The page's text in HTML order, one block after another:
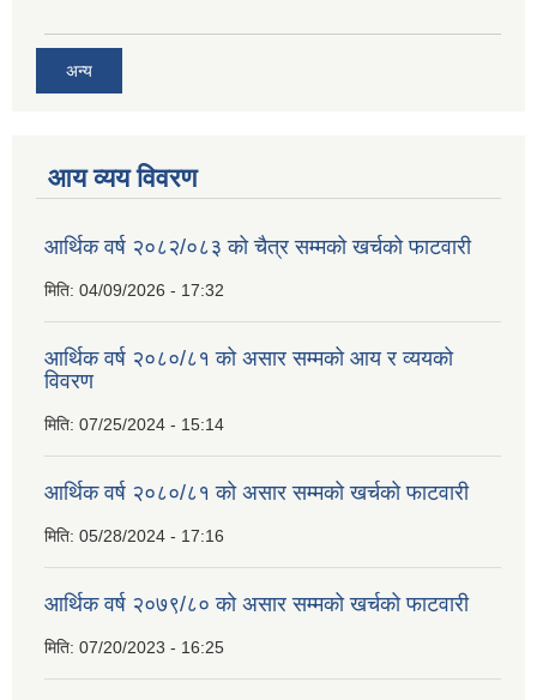
अन्य
आय व्यय विवरण
आर्थिक वर्ष २०८२/०८३ को चैत्र सम्मको खर्चको फाटवारी
मिति: 04/09/2026 - 17:32
आर्थिक वर्ष २०८०/८१ को असार सम्मको आय र व्ययको
विवरण
मिति: 07/25/2024 - 15:14
आर्थिक वर्ष २०८०/८१ को असार सम्मको खर्चको फाटवारी
मिति: 05/28/2024 - 17:16
आर्थिक वर्ष २०७९/८० को असार सम्मको खर्चको फाटवारी
मिति: 07/20/2023 - 16:25